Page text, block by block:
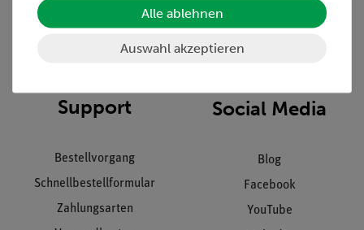
Support
Bestellvorgang
Schnellbestellformular
Zahlungsarten
Social Media
Blog
Facebook
YouTube
Alle ablehnen
Auswahl akzeptieren